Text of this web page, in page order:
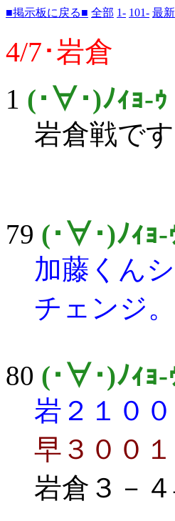
■掲示板に戻る■ 全部 1- 101- 最
4/7･岩倉
1 (･∀･)ﾉｨｮ-ｩ
岩倉戦です
79 (･∀･)ﾉｨｮ-
加藤くん
チェンジ。
80 (･∀･)ﾉｨｮ-
岩２１０
早３００１
岩倉３－